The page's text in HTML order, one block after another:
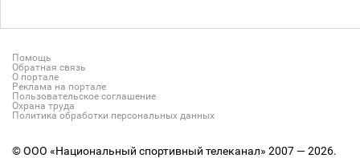
Помощь
Обратная связь
О портале
Реклама на портале
Пользовательское соглашение
Охрана труда
Политика обработки персональных данных
© ООО «Национальный спортивный телеканал» 2007 — 2026.